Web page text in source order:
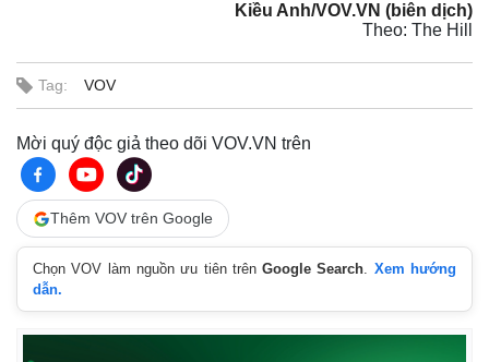
Kiều Anh/VOV.VN (biên dịch)
Theo: The Hill
Tag: VOV
Mời quý độc giả theo dõi VOV.VN trên
Thêm VOV trên Google
Chọn VOV làm nguồn ưu tiên trênGoogle Search. Xem hướng
dẫn.